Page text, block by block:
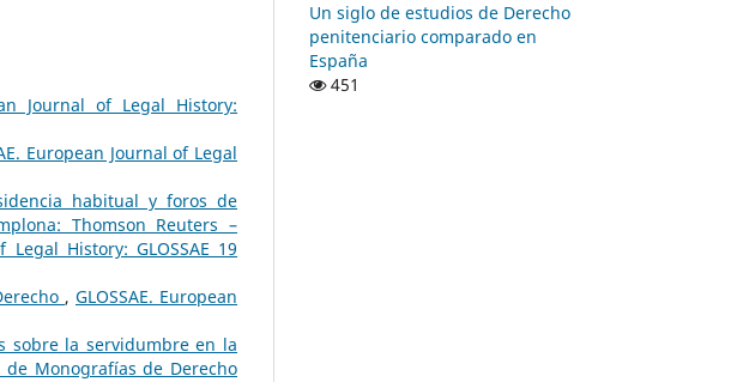
Journal of Legal History:
European Journal of Legal
habitual y foros de
Thomson Reuters –
Legal History: GLOSSAE 19
, GLOSSAE. European
sobre la servidumbre en la
Monografías de Derecho
Un siglo de estudios de Derecho
penitenciario comparado en
España
451